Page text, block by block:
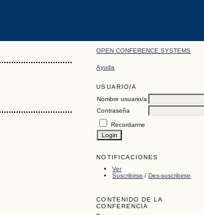
OPEN CONFERENCE SYSTEMS
Ayuda
USUARIO/A
Nombre usuario/a
Contraseña
Recordarme
NOTIFICACIONES
Ver
Suscribirse /Des-suscribirse
CONTENIDO DE LA
CONFERENCIA